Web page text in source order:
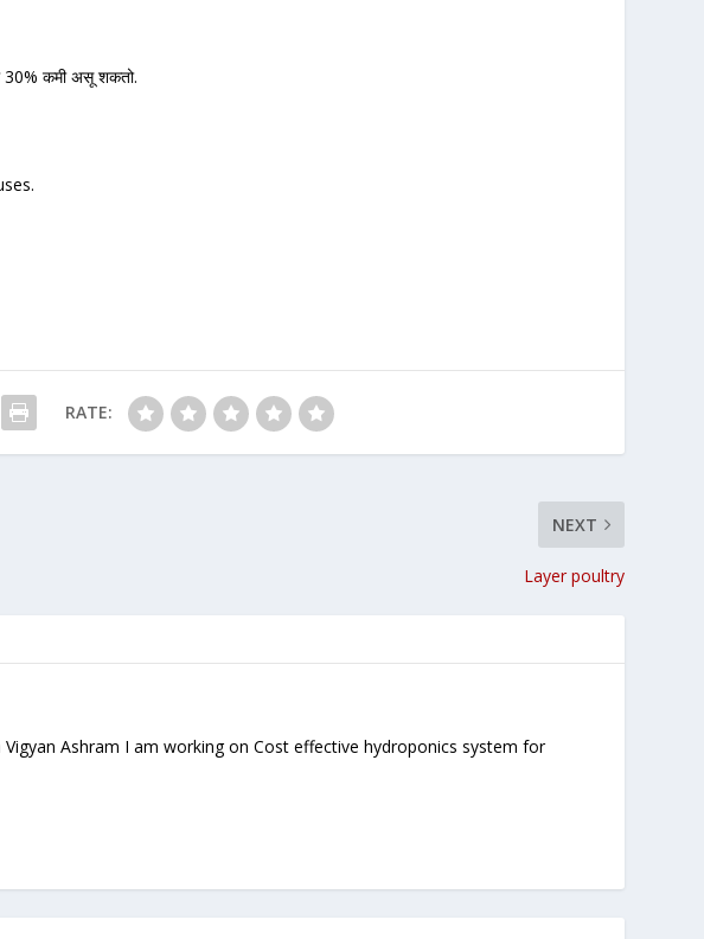
30% कमी असू शकतो.
RATE:
NEXT
Layer poultry
Ashram I am working on Cost effective hydroponics system for